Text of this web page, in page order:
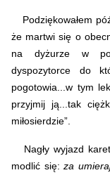
Podziękowałem
że martwi się o
na dyżurze w
dyspozytorce do
pogotowia...w tym
przyjmij ją...tak
miłosierdzie”.
Nagły wyjazd
modlić się:za